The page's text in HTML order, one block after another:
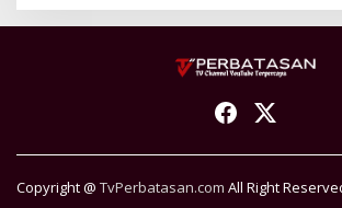
Copyright @ TvPerbatasan.com All Right